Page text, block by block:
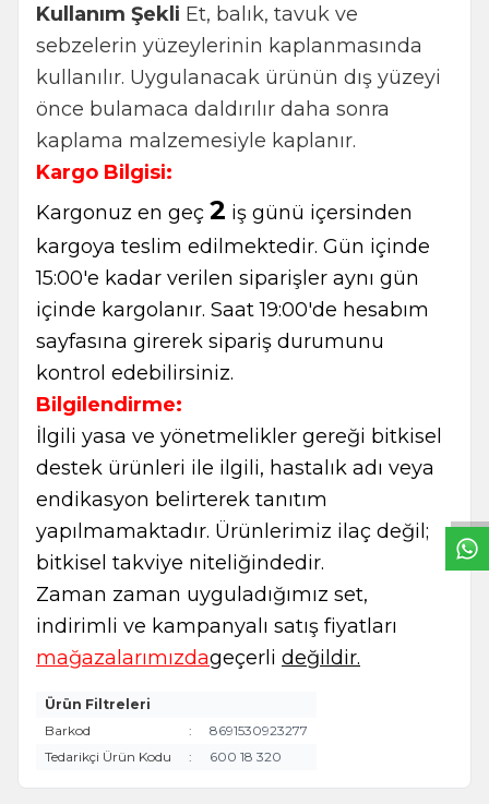
Kullanım Şekli Et, balık, tavuk ve
sebzelerin yüzeylerinin kaplanmasında
kullanılır. Uygulanacak ürünün dış yüzeyi
önce bulamaca daldırılır daha sonra
kaplama malzemesiyle kaplanır.
Kargo Bilgisi:
Kargonuz en geç 2 iş günü içersinden
kargoya teslim edilmektedir. Gün içinde
15:00'e kadar verilen siparişler aynı gün
içinde kargolanır. Saat 19:00'de hesabım
sayfasına girerek sipariş durumunu
kontrol edebilirsiniz.
Bilgilendirme:
İlgili yasa ve yönetmelikler gereği bitkisel
destek ürünleri ile ilgili, hastalık adı veya
endikasyon belirterek tanıtım
yapılmamaktadır. Ürünlerimiz ilaç değil;
bitkisel takviye niteliğindedir.
Zaman zaman uyguladığımız set,
indirimli ve kampanyalı satış fiyatları
mağazalarımızdageçerli değildir.
Ürün Filtreleri
Barkod
:
8691530923277
Tedarikçi Ürün Kodu
: 600 18 320